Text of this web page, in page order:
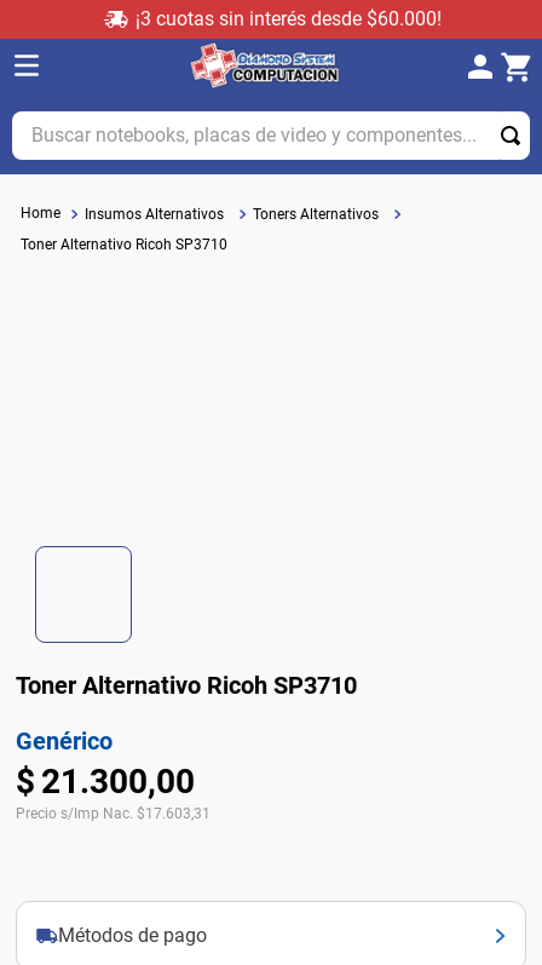
¡3 cuotas sin interés desde $60.000!
Buscar notebooks, placas de video y componentes...
Insumos Alternativos
Toners Alternativos
Toner Alternativo Ricoh SP3710
Toner Alternativo Ricoh SP3710
Genérico
$ 21.300,00
Precio s/Imp Nac. $17.603,31
Métodos de pago